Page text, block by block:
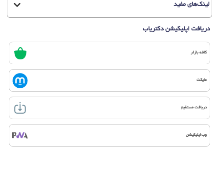
لینک‌های مفید
دریافت اپلیکیشن دکتریاب
کافه بازار
مایکت
دریافت مستقیم
وب‌اپلیکیشن